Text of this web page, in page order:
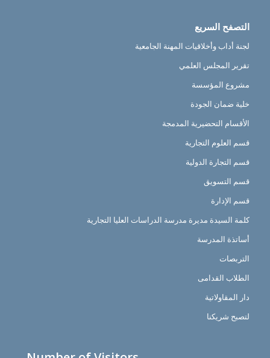
التصفح السريع
لجنة أداب وأخلاقيات المهنة الجامعية
تقرير المجلس العلمي
مشروع المؤسسة
خلية ضمان الجودة
الأقسام التحضيرية المدمجة
قسم العلوم التجارية
قسم التجارة الدولية
قسم التسويق
قسم الإدارة
كلمة السيدة مديرة مدرسة الدراسات العليا التجارية
أساتذة المدرسة
التربصات
الطلاب القدامى
دار المقاولاتية
لتصبح شريكنا